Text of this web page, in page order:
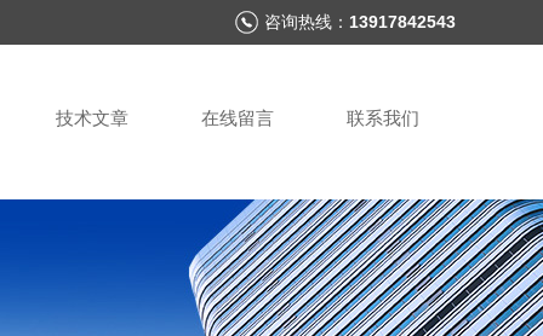
咨询热线： 13917842543
技术文章 在线留言 联系我们